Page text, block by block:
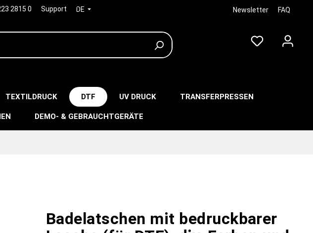
2815 0 Support DE Newsletter FAQ
TEXTILDRUCK DTF UV DRUCK TRANSFERPRESSEN
DEMO- & GEBRAUCHTGERÄTE
Badelatschen mit bedruckbarer